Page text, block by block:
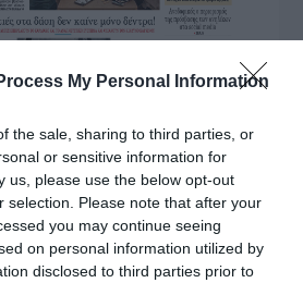
My Personal Information
the sale, sharing to third parties, or
or sensitive information for
us, please use the below opt-out
selection. Please note that after your
you may continue seeing
on personal information utilized by
disclosed to third parties prior to